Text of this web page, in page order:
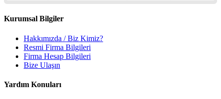
Kurumsal Bilgiler
Hakkımızda / Biz Kimiz?
Resmi Firma Bilgileri
Firma Hesap Bilgileri
Bize Ulaşın
Yardım Konuları